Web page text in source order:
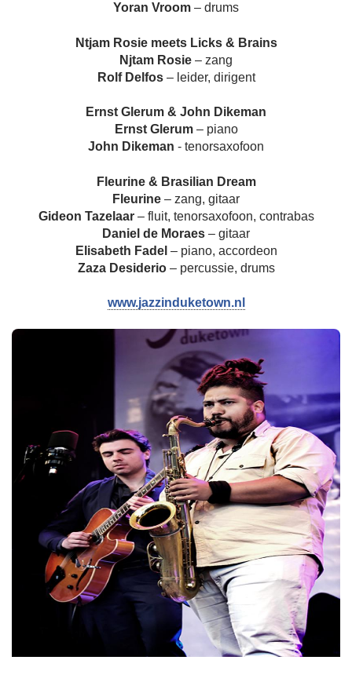
Yoran Vroom – drums
Ntjam Rosie meets Licks & Brains
Njtam Rosie – zang
Rolf Delfos– leider, dirigent
Ernst Glerum & John Dikeman
Ernst Glerum– piano
John Dikeman - tenorsaxofoon
Fleurine & Brasilian Dream
Fleurine – zang, gitaar
Gideon Tazelaar– fluit, tenorsaxofoon, contrabas
Daniel de Moraes – gitaar
Elisabeth Fadel – piano, accordeon
Zaza Desiderio– percussie, drums
www.jazzinduketown.nl